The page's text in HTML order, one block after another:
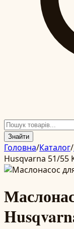
Знайти
Головна/Каталог/
Husqvarna 51/55